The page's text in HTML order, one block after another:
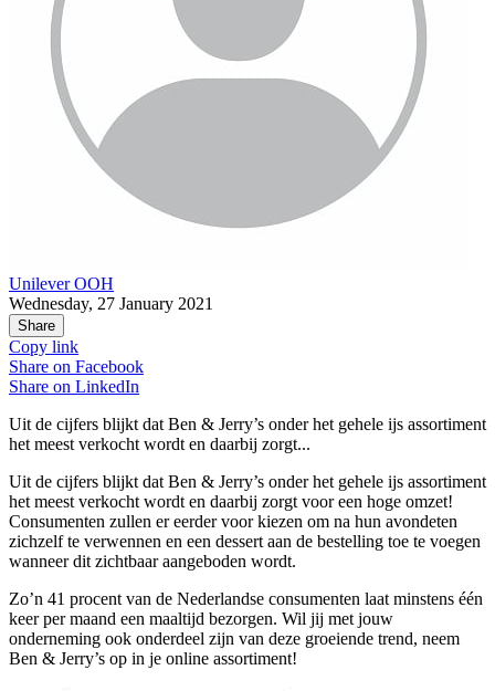
Unilever OOH
Wednesday, 27 January 2021
Share
Copy link
Share on Facebook
Share on LinkedIn
Uit de cijfers blijkt dat Ben & Jerry’s onder het gehele ijs assortiment
het meest verkocht wordt en daarbij zorgt...
Uit de cijfers blijkt dat Ben & Jerry’s onder het gehele ijs assortiment
het meest verkocht wordt en daarbij zorgt voor een hoge omzet!
Consumenten zullen er eerder voor kiezen om na hun avondeten
zichzelf te verwennen en een dessert aan de bestelling toe te voegen
wanneer dit zichtbaar aangeboden wordt.
Zo’n 41 procent van de Nederlandse consumenten laat minstens één
keer per maand een maaltijd bezorgen. Wil jij met jouw
onderneming ook onderdeel zijn van deze groeiende trend, neem
Ben & Jerry’s op in je online assortiment!